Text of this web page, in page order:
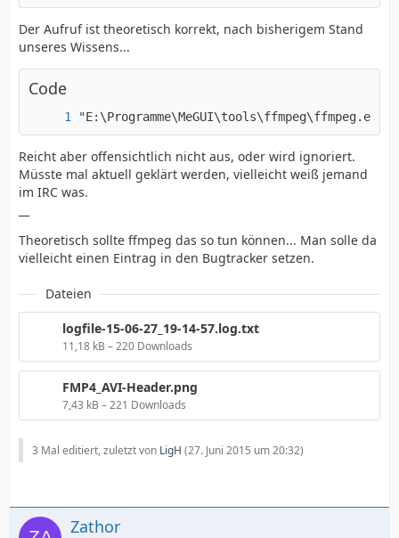
Der Aufruf ist theoretisch korrekt, nach bisherigem Stand
unseres Wissens...
Code
Reicht aber offensichtlich nicht aus, oder wird ignoriert.
Müsste mal aktuell geklärt werden, vielleicht weiß jemand
im IRC was.
Theoretisch sollte ffmpeg das so tun können... Man solle da
vielleicht einen Eintrag in den Bugtracker setzen.
Dateien
logfile-15-06-27_19-14-57.log.txt
11,18 kB – 220 Downloads
FMP4_AVI-Header.png
7,43 kB – 221 Downloads
3 Mal editiert, zuletzt von LigH (27. Juni 2015 um 20:32)
Zathor